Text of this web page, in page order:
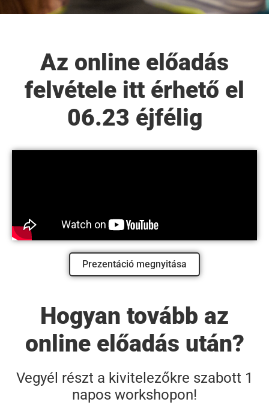
Az online előadás
felvétele itt érhető el
06.23 éjfélig
Prezentáció megnyitása
Hogyan tovább az
online előadás után?
Vegyél részt a kivitelezőkre szabott 1
napos workshopon!